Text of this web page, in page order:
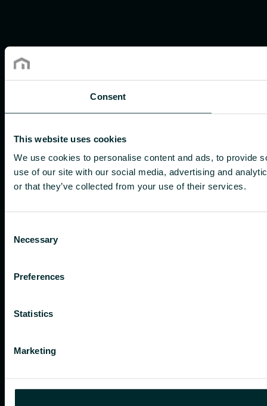
Consent
This website uses cookies
We use cookies to personalise content and ads, to provide
use of our site with our social media, advertising and
or that they’ve collected from your use of their services.
Selection
Necessary
Preferences
Statistics
Marketing